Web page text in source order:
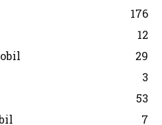
176
12
29
3
53
7